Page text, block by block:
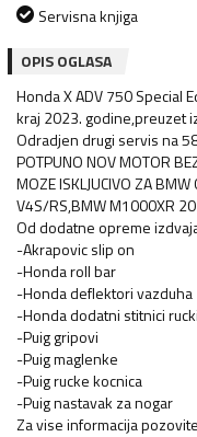
Servisna knjiga
OPIS OGLASA
Honda X ADV 750 Special
kraj 2023. godine,preuzet
Odradjen drugi servis na
POTPUNO NOV MOTOR
MOZE ISKLJUCIVO ZA
V4S/RS,BMW M1000XR
Od dodatne opreme
-Akrapovic slip on
-Honda roll bar
-Honda deflektori vazduha
-Honda dodatni stitnici rucki
-Puig gripovi
-Puig maglenke
-Puig rucke kocnica
-Puig nastavak za nogar
Za vise informacija